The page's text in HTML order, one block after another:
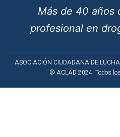
Más de 40 años
profesional en
ASOCIACIÓN CIUDADANA DE
© ACLAD 2024. Todos